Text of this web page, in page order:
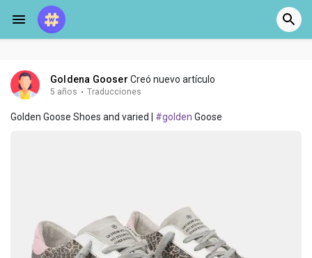
Goldena Gooser Creó nuevo artículo
5 años · Traducciones
Golden Goose Shoes and varied | #golden Goose